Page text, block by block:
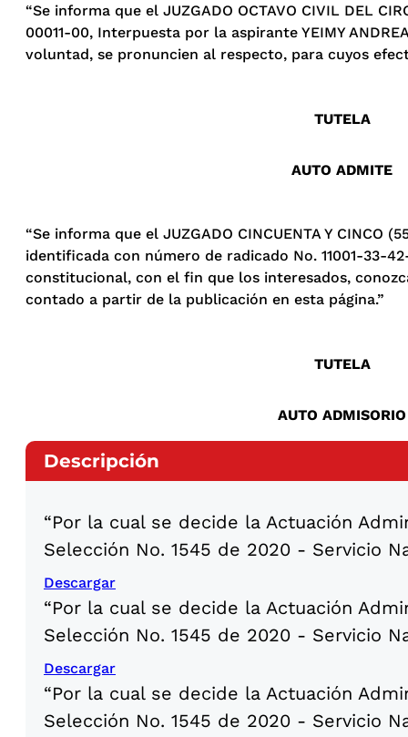
“Se informa que el JUZGADO OCTAVO CIVIL DEL
00011-00, Interpuesta por la aspirante YEIMY
voluntad, se pronuncien al respecto, para cuyos
TUTELA
AUTO ADMITE
“Se informa que el JUZGADO CINCUENTA Y CINCO
identificada con número de radicado No. 11001-33-
constitucional, con el fin que los interesados,
contado a partir de la publicación en esta página.”
TUTELA
AUTO ADMISORIO
Descripción
“Por la cual se decide la Actuación
Selección No. 1545 de 2020 - Servicio
Descargar
“Por la cual se decide la Actuación
Selección No. 1545 de 2020 - Servicio
Descargar
“Por la cual se decide la Actuación
Selección No. 1545 de 2020 - Servicio